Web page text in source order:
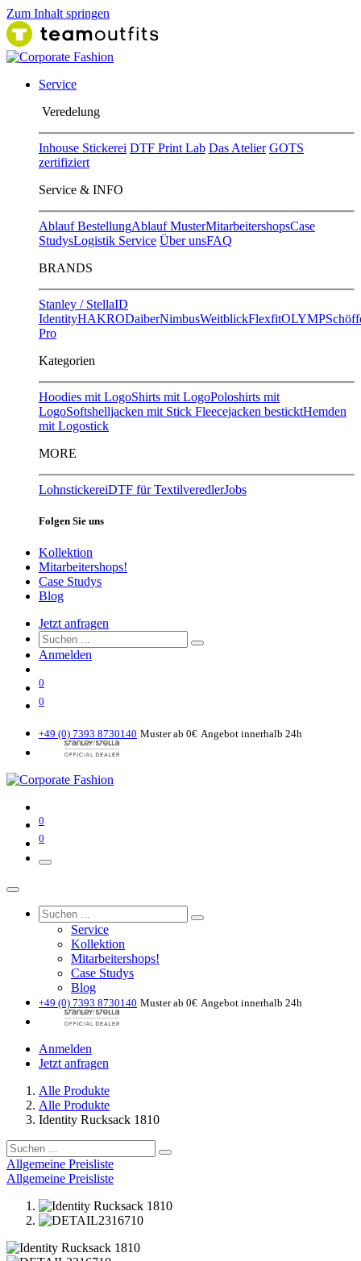
Zum Inhalt springen
Service
Ver​edelung
Inhouse Stickerei DTF Print Lab Das Atelier GOTS
zertifiziert
Service & INFO
Ablauf BestellungAblauf MusterMitarbeitershopsCase
StudysLogistik Service Über unsFAQ
BRANDS
Stanley / StellaID
IdentityHAKRODaiberNimbusWeitblickFlexfitOLYMP
Pro
Kategorien
Hoodies mit LogoShirts mit LogoPoloshirts mit
LogoSoftshelljacken mit Stick Fleecejacken besticktHemden
mit Logostick
MORE
LohnstickereiDTF für TextilveredlerJobs
Folgen Sie uns
Kollektion
Mitarbeitershops!
Case Studys
Blog
Jetzt anfragen
Anmelden
0
0
+49 (0) 7393 8730140 Muster ab 0€ Angebot innerhalb 24h
0
0
Service
Kollektion
Mitarbeitershops!
Case Studys
Blog
+49 (0) 7393 8730140 Muster ab 0€ Angebot innerhalb 24h
Anmelden
Jetzt anfragen
Alle Produkte
Alle Produkte
Identity Rucksack 1810
Allgemeine Preisliste
Allgemeine Preisliste